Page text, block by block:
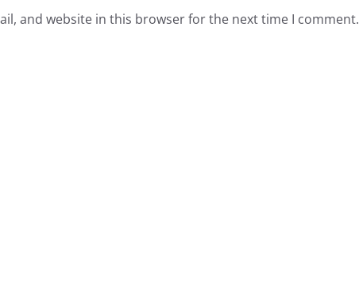
and website in this browser for the next time I comment.